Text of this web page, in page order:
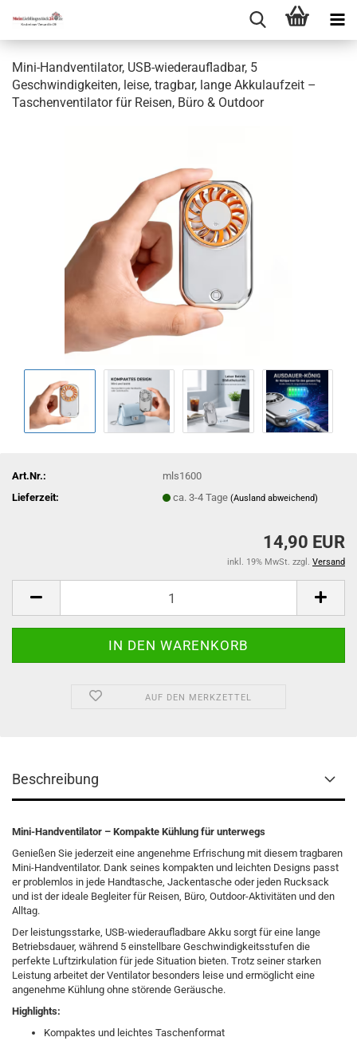
Mini-Handventilator, USB-wiederaufladbar, 5
Geschwindigkeiten, leise, tragbar, lange Akkulaufzeit –
Taschenventilator für Reisen, Büro & Outdoor
Art.Nr.:
mls1600
Lieferzeit:
ca. 3-4 Tage(Ausland abweichend)
14,90 EUR
inkl. 19% MwSt. zzgl. Versand
AUF DEN MERKZETTEL
Beschreibung
Mini-Handventilator – Kompakte Kühlung für unterwegs
Genießen Sie jederzeit eine angenehme Erfrischung mit diesem tragbaren
Mini-Handventilator. Dank seines kompakten und leichten Designs passt
er problemlos in jede Handtasche, Jackentasche oder jeden Rucksack
und ist der ideale Begleiter für Reisen, Büro, Outdoor-Aktivitäten und den
Alltag.
Der leistungsstarke, USB-wiederaufladbare Akku sorgt für eine lange
Betriebsdauer, während 5 einstellbare Geschwindigkeitsstufen die
perfekte Luftzirkulation für jede Situation bieten. Trotz seiner starken
Leistung arbeitet der Ventilator besonders leise und ermöglicht eine
angenehme Kühlung ohne störende Geräusche.
Highlights:
Kompaktes und leichtes Taschenformat